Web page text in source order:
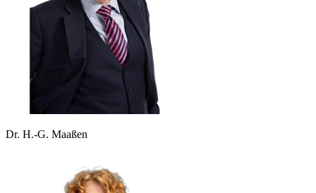
Dr. H.-G. Maaßen